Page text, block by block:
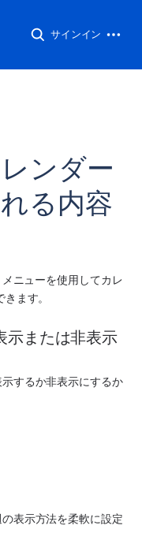
サインイン
ンダー
る内容
ニューを使用してカレ
ます。
示または非表示
するか非表示にするか
表示方法を柔軟に設定